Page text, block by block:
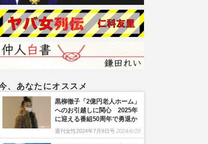
、あなたにオススメ
黒柳徹子「2億円老人ホーム」
へのお引越しに関心 2025年
に迎える番組50周年で勇退か
週刊女性2024年7月9日号 2024/6/25